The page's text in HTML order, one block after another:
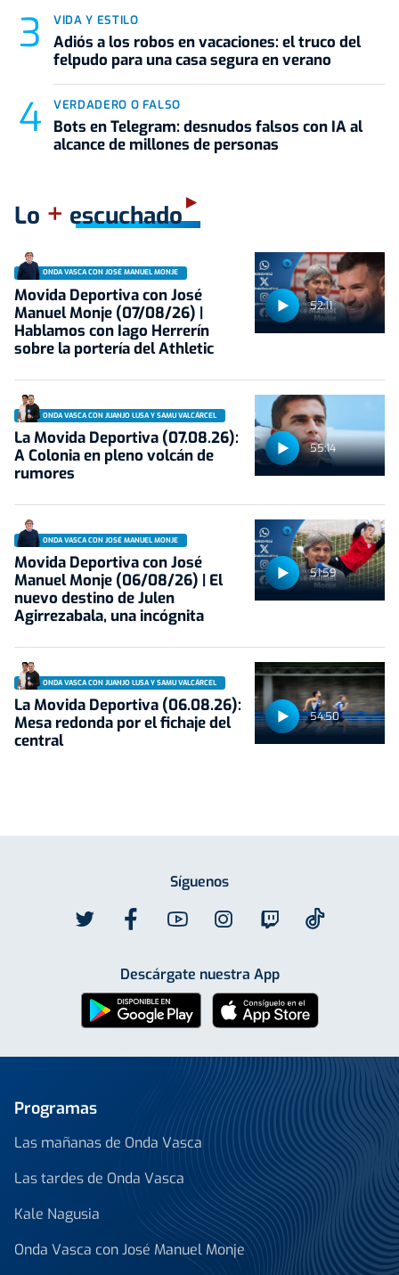
VIDA Y ESTILO
Adiós a los robos en vacaciones: el truco del
felpudo para una casa segura en verano
VERDADERO O FALSO
Bots en Telegram: desnudos falsos con IA al
alcance de millones de personas
Lo + escuchado
52:11
ONDA VASCA CON JOSÉ MANUEL MONJE
Movida Deportiva con José
Manuel Monje (07/08/26) |
Hablamos con Iago Herrerín
sobre la portería del Athletic
55:14
ONDA VASCA CON JUANJO LUSA Y SAMU VALCÁRCEL
La Movida Deportiva (07.08.26):
A Colonia en pleno volcán de
rumores
51:59
ONDA VASCA CON JOSÉ MANUEL MONJE
Movida Deportiva con José
Manuel Monje (06/08/26) | El
nuevo destino de Julen
Agirrezabala, una incógnita
54:50
ONDA VASCA CON JUANJO LUSA Y SAMU VALCÁRCEL
La Movida Deportiva (06.08.26):
Mesa redonda por el fichaje del
central
Síguenos
Descárgate nuestra App
Programas
Las mañanas de Onda Vasca
Las tardes de Onda Vasca
Kale Nagusia
Onda Vasca con José Manuel Monje